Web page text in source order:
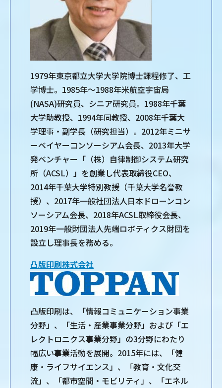
1979年東京都立大学大学院博士課程修了、工
学博士。1985年～1988年米航空宇宙局
(NASA)研究員、シニア研究員。1988年千葉
大学助教授、1994年同教授、2008年千葉大
学理事・副学長（研究担当）。2012年ミニサ
ーベイヤーコンソーシアム会長、2013年大学
発ベンチャー「（株）自律制御システム研究
所（ACSL）」を創業し代表取締役CEO、
2014年千葉大学特別教授（千葉大学名誉教
授）、2017年一般社団法人日本ドローンコン
ソーシアム会長、2018年ACSL取締役会長、
2019年一般財団法人先端ロボティクス財団を
設立し理事長を務める。
凸版印刷株式会社
凸版印刷は、「情報コミュニケーション事業
分野」、「生活・産業事業分野」および「エ
レクトロニクス事業分野」の3分野にわたり
幅広い事業活動を展開。2015年には、「健
康・ライフサイエンス」、「教育・文化交
流」、「都市空間・モビリティ」、「エネル